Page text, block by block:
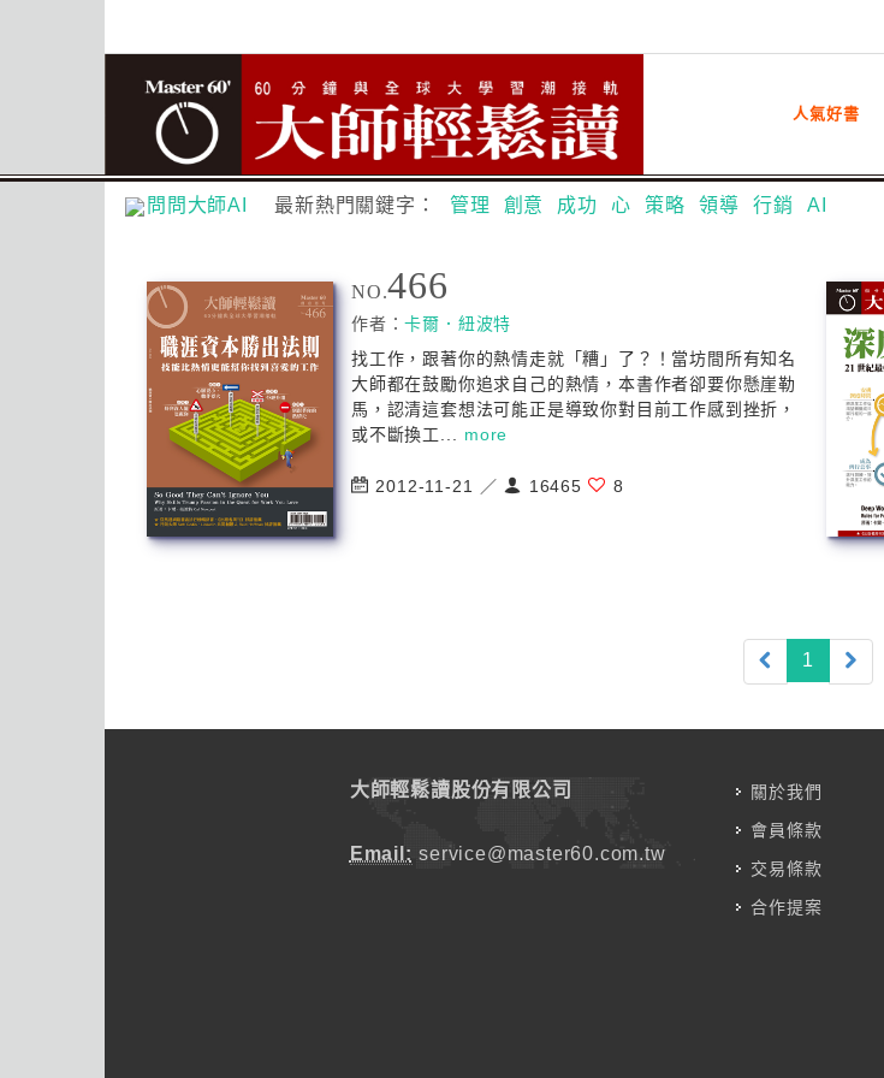
人氣好書
問問大師AI 最新熱門關鍵字： 管理 創意 成功 心 策略 領導 行銷 AI
NO.466
作者：卡爾．紐波特
找工作，跟著你的熱情走就「糟」了？！當坊間所有知名
大師都在鼓勵你追求自己的熱情，本書作者卻要你懸崖勒
馬，認清這套想法可能正是導致你對目前工作感到挫折，
或不斷換工... more
2012-11-21 ／ 16465 8
1 (current)
大師輕鬆讀股份有限公司
Email: service@master60.com.tw
關於我們
會員條款
交易條款
合作提案